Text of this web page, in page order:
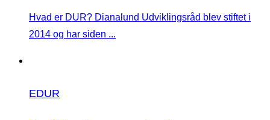
Hvad er DUR? Dianalund Udviklingsråd blev stiftet i
2014 og har siden ...
EDUR